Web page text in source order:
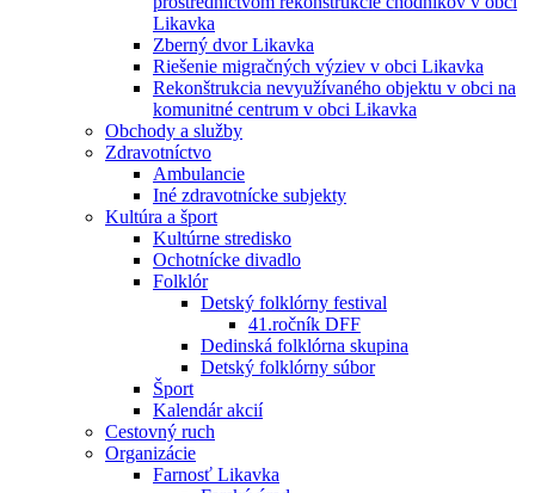
Likavka
Zberný dvor Likavka
Riešenie migračných výziev v obci Likavka
Rekonštrukcia nevyužívaného objektu v obci na
komunitné centrum v obci Likavka
Obchody a služby
Zdravotníctvo
Ambulancie
Iné zdravotnícke subjekty
Kultúra a šport
Kultúrne stredisko
Ochotnícke divadlo
Folklór
Detský folklórny festival
41.ročník DFF
Dedinská folklórna skupina
Detský folklórny súbor
Šport
Kalendár akcií
Cestovný ruch
Organizácie
Farnosť Likavka